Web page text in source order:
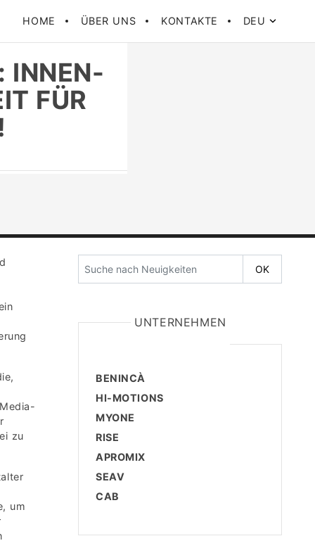
HOME ÜBER UNS KONTAKTE DEU
INNEN-
FÜR D
zu
um
UNTERNEHMEN
BENINCÀ
HI-MOTIONS
MYONE
RISE
APROMIX
SEAV
CAB